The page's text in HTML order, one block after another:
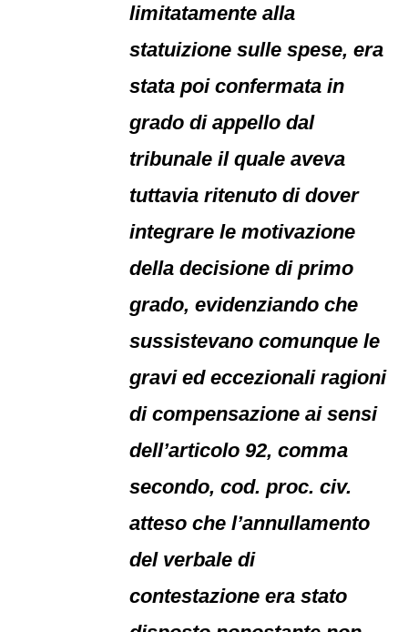
limitatamente alla
statuizione sulle spese, era
stata poi confermata in
grado di appello dal
tribunale il quale aveva
tuttavia ritenuto di dover
integrare le motivazione
della decisione di primo
grado, evidenziando che
sussistevano comunque le
gravi ed eccezionali ragioni
di compensazione ai sensi
dell’articolo 92, comma
secondo, cod. proc. civ.
atteso che l’annullamento
del verbale di
contestazione era stato